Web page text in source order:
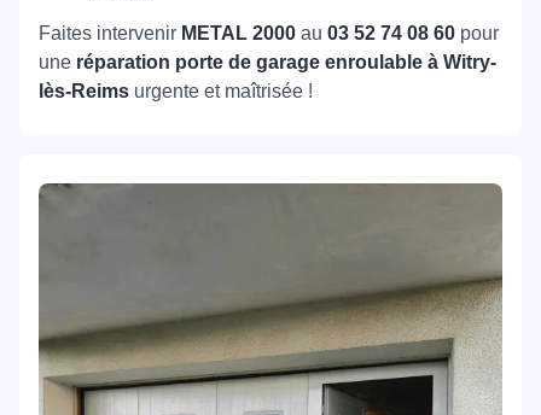
Faites intervenir METAL 2000 au 03 52 74 08 60 pour
une réparation porte de garage enroulable à Witry-
lès-Reims urgente et maîtrisée !